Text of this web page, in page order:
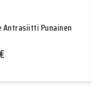
Antrasiitti Punainen
€